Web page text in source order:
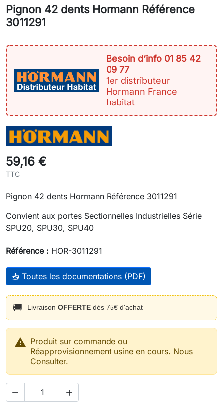
Pignon 42 dents Hormann Référence
3011291
Besoin d‘info 01 85 42
09 77
1er distributeur
Hormann France
habitat
59,16 €
TTC
Pignon 42 dents Hormann Référence 3011291
Convient aux portes Sectionnelles Industrielles Série
SPU20, SPU30, SPU40
Référence : HOR-3011291
📥 Toutes les documentations (PDF)
🚚 Livraison OFFERTE dès 75€ d'achat
 Produit sur commande ou
Réapprovisionnement usine en cours. Nous
Consulter.
 